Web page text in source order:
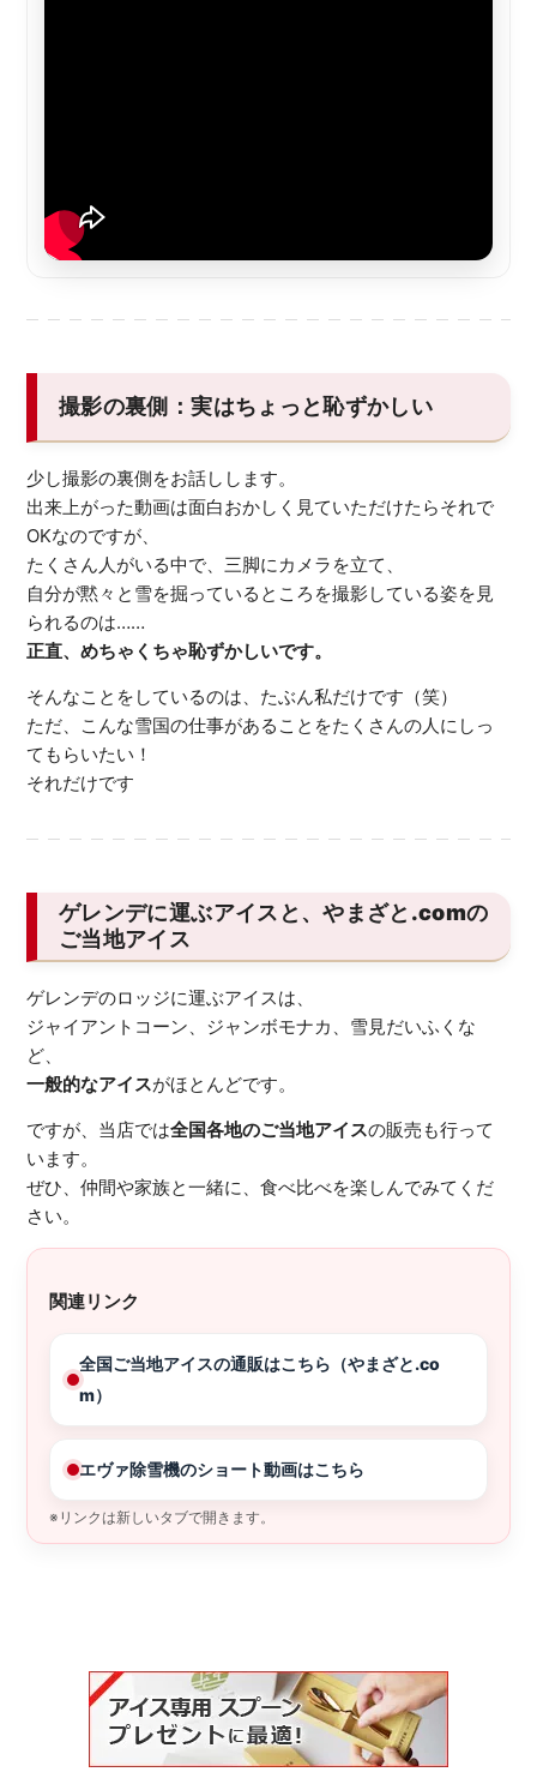
撮影の裏側：実はちょっと恥ずかしい
少し撮影の裏側をお話しします。
出来上がった動画は面白おかしく見ていただけたらそれで
OKなのですが、
たくさん人がいる中で、三脚にカメラを立て、
自分が黙々と雪を掘っているところを撮影している姿を見
られるのは……
正直、めちゃくちゃ恥ずかしいです。
そんなことをしているのは、たぶん私だけです（笑）
ただ、こんな雪国の仕事があることをたくさんの人にしっ
てもらいたい！
それだけです
ゲレンデに運ぶアイスと、やまざと.comの
ご当地アイス
ゲレンデのロッジに運ぶアイスは、
ジャイアントコーン、ジャンボモナカ、雪見だいふくな
ど、
一般的なアイスがほとんどです。
ですが、当店では全国各地のご当地アイスの販売も行って
います。
ぜひ、仲間や家族と一緒に、食べ比べを楽しんでみてくだ
さい。
関連リンク
全国ご当地アイスの通販はこちら（やまざと.co
m）
エヴァ除雪機のショート動画はこちら
※リンクは新しいタブで開きます。